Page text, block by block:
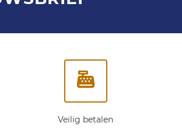
Veilig betalen